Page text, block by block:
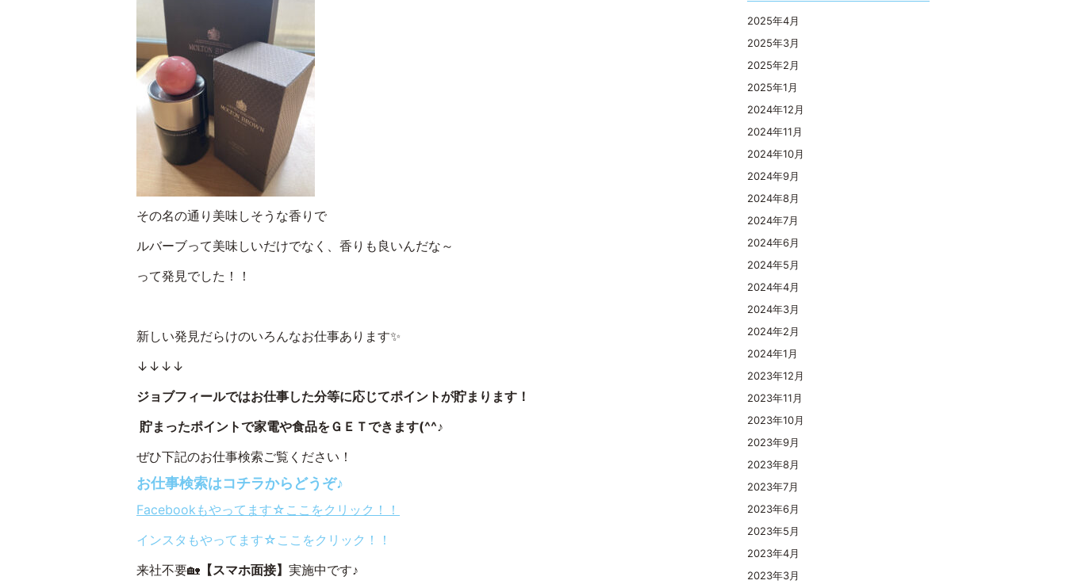
その名の通り美味しそうな香りで
ルバーブって美味しいだけでなく、香りも良いんだな～
って発見でした！！
新しい発見だらけのいろんなお仕事あります✨
↓↓↓↓
ジョブフィールではお仕事した分等に応じてポイントが貯まります！
貯まったポイントで家電や食品をＧＥＴできます(^^♪
ぜひ下記のお仕事検索ご覧ください！
お仕事検索はコチラからどうぞ♪
Facebookもやってます☆ここをクリック！！
インスタもやってます☆ここをクリック！！
来社不要🏡 【スマホ面接】 実施中です♪
2025年4月
2025年3月
2025年2月
2025年1月
2024年12月
2024年11月
2024年10月
2024年9月
2024年8月
2024年7月
2024年6月
2024年5月
2024年4月
2024年3月
2024年2月
2024年1月
2023年12月
2023年11月
2023年10月
2023年9月
2023年8月
2023年7月
2023年6月
2023年5月
2023年4月
2023年3月